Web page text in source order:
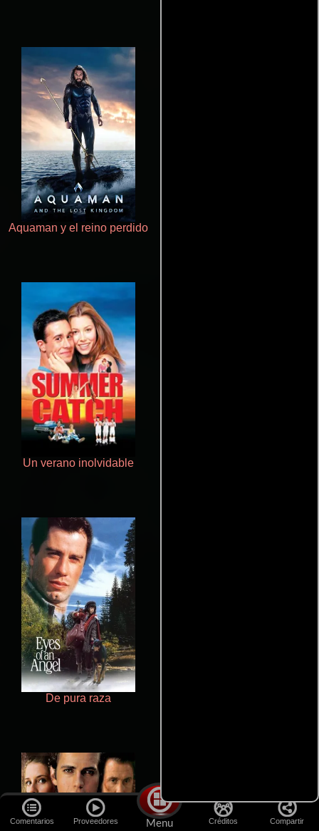
Comentarios Proveedores Menu Créditos Compartir
Aquaman y el reino perdido
Un verano inolvidable
De pura raza